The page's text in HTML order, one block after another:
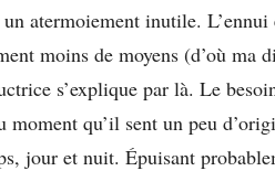
atermoiement inutile.
moins de moyens (d’où ma
s’explique par là. Le
moment qu’il sent un peu
jour et nuit. Épuisant